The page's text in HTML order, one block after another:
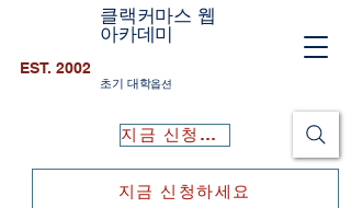
클랙커마스 웹
아카데미
초기 대학옵션
EST. 2002
지금 신청하세요
지금 신청하세요